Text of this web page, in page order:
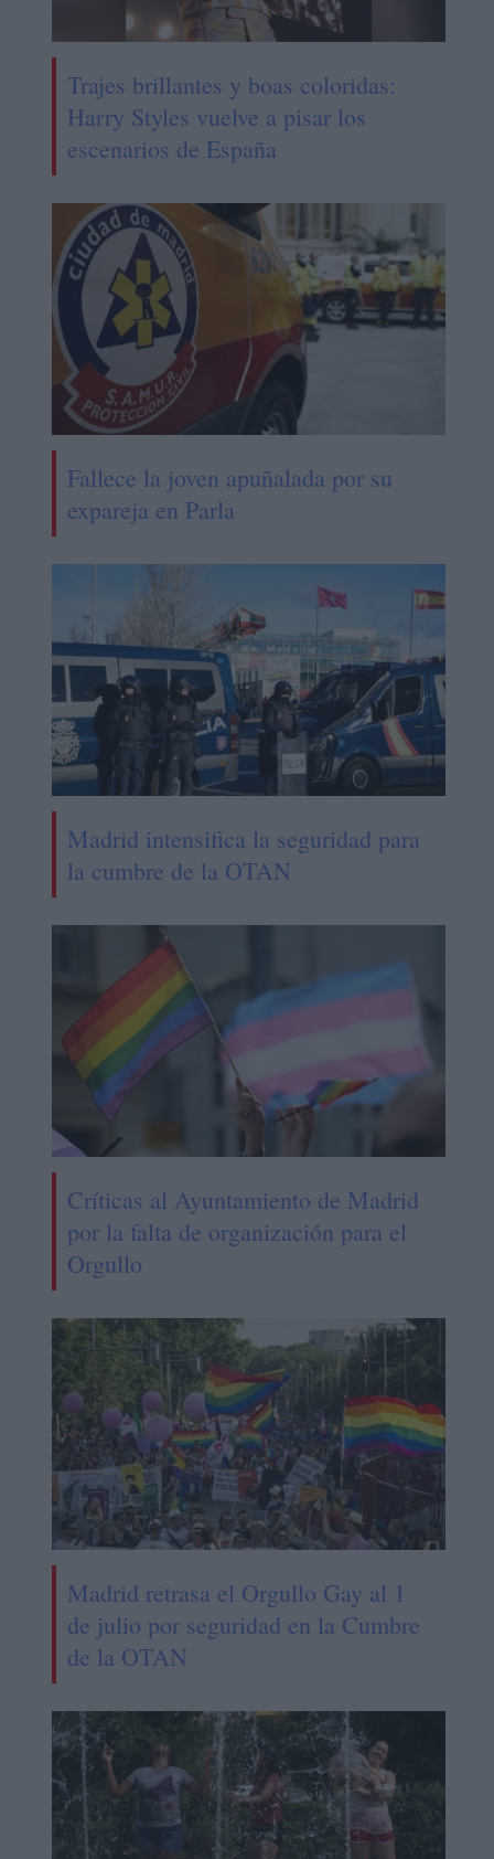
Trajes brillantes y boas coloridas:
Harry Styles vuelve a pisar los
escenarios de España
Fallece la joven apuñalada por su
expareja en Parla
Madrid intensifica la seguridad para
la cumbre de la OTAN
Críticas al Ayuntamiento de Madrid
por la falta de organización para el
Orgullo
Madrid retrasa el Orgullo Gay al 1
de julio por seguridad en la Cumbre
de la OTAN